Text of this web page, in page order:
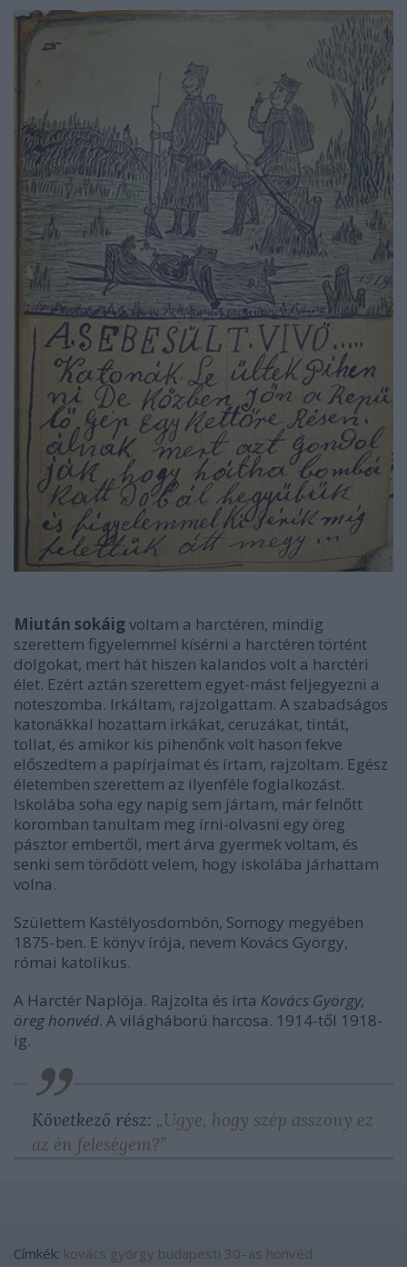
Miután sokáigvoltam a harctéren, mindig
szerettem figyelemmel kísérni a harctéren történt
dolgokat, mert hát hiszen kalandos volt a harctéri
élet. Ezért aztán szerettem egyet-mást feljegyezni a
noteszomba. Irkáltam, rajzolgattam. A szabadságos
katonákkal hozattam irkákat, ceruzákat, tintát,
tollat, és amikor kis pihenőnk volt hason fekve
előszedtem a papírjaimat és írtam, rajzoltam. Egész
életemben szerettem az ilyenféle foglalkozást.
Iskolába soha egy napig sem jártam, már felnőtt
koromban tanultam meg írni-olvasni egy öreg
pásztor embertől, mert árva gyermek voltam, és
senki sem törődött velem, hogy iskolába járhattam
volna.
Születtem Kastélyosdombón, Somogy megyében
1875-ben. E könyv írója, nevem Kovács György,
római katolikus.
A Harctér Naplója. Rajzolta és írta Kovács György,
öreg honvéd. A világháború harcosa. 1914-től 1918-
ig.
Következő rész: „Ugye, hogy szép asszony ez
az én feleségem?”
Címkék: kovács györgy budapesti 30–as honvéd